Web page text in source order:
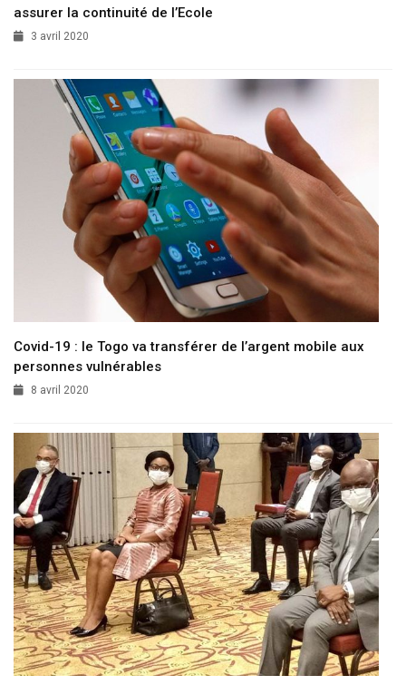
assurer la continuité de l’Ecole
3 avril 2020
Covid-19 : le Togo va transférer de l’argent mobile aux
personnes vulnérables
8 avril 2020